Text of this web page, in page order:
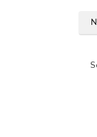
Zboží
Punčocháče,